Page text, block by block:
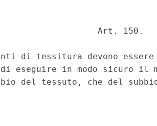
Art. 150.
di tessitura devono
di eseguire in modo sicuro il